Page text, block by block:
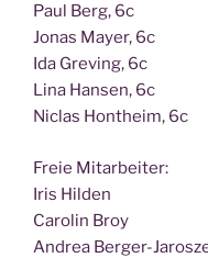
Paul Berg, 6c
Jonas May­er, 6c
Ida Gre­ving, 6c
Lina Han­sen, 6c
Nic­las Hont­heim, 6c
Freie Mit­ar­bei­ter:
Iris Hilden
Caro­lin Broy
Andrea Berger-